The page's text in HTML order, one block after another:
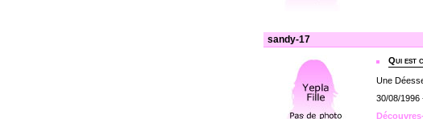
sandy-17
Qui est
Une
30/08/1996